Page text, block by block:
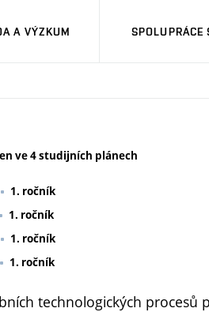
A VÝZKUM SPOLUPRÁCE
ve 4 studijních plánech
1. ročník
1. ročník
1. ročník
1. ročník
technologických procesů